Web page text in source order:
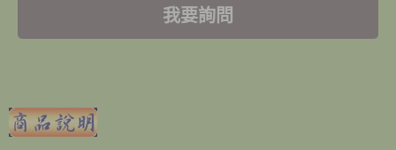
我要詢問